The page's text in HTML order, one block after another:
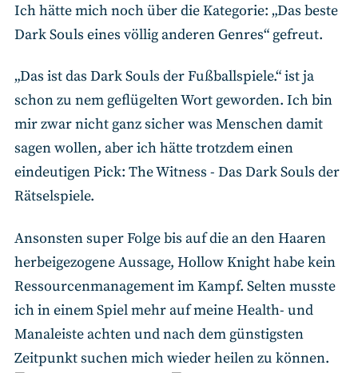
Ich hätte mich noch über die Kategorie: „Das beste
Dark Souls eines völlig anderen Genres“ gefreut.
„Das ist das Dark Souls der Fußballspiele.“ ist ja
schon zu nem geflügelten Wort geworden. Ich bin
mir zwar nicht ganz sicher was Menschen damit
sagen wollen, aber ich hätte trotzdem einen
eindeutigen Pick: The Witness - Das Dark Souls der
Rätselspiele.
Ansonsten super Folge bis auf die an den Haaren
herbeigezogene Aussage, Hollow Knight habe kein
Ressourcenmanagement im Kampf. Selten musste
ich in einem Spiel mehr auf meine Health- und
Manaleiste achten und nach dem günstigsten
Zeitpunkt suchen mich wieder heilen zu können.